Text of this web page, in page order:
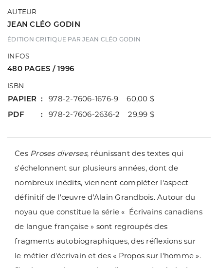
AUTEUR
JEAN CLÉO GODIN
ÉDITION CRITIQUE PAR JEAN CLÉO GODIN
INFOS
480 PAGES / 1996
ISBN
PAPIER
978-2-7606-1676-9 60,00 $
PDF
978-2-7606-2636-2 29,99 $
Ces Proses diverses, réunissant des textes qui
s'échelonnent sur plusieurs années, dont de
nombreux inédits, viennent compléter l'aspect
définitif de l'œuvre d'Alain Grandbois. Autour du
noyau que constitue la série « Écrivains canadiens
de langue française » sont regroupés des
fragments autobiographiques, des réflexions sur
le métier d'écrivain et des « Propos sur l'homme ».